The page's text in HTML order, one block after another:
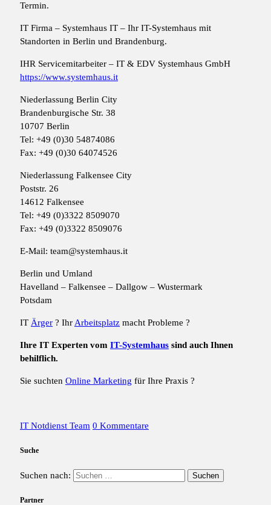
Termin.
IT Firma – Systemhaus IT – Ihr IT-Systemhaus mit
Standorten in Berlin und Brandenburg.
IHR Servicemitarbeiter – IT & EDV Systemhaus GmbH
https://www.systemhaus.it
Niederlassung Berlin City
Brandenburgische Str. 38
10707 Berlin
Tel: +49 (0)30 54874086
Fax: +49 (0)30 64074526
Niederlassung Falkensee City
Poststr. 26
14612 Falkensee
Tel: +49 (0)3322 8509070
Fax: +49 (0)3322 8509076
E-Mail: team@systemhaus.it
Berlin und Umland
Havelland – Falkensee – Dallgow – Wustermark
Potsdam
IT Ärger ? IhrArbeitsplatz macht Probleme ?
Ihre IT Experten vom IT-Systemhaus sind auch Ihnen
behilflich.
Sie suchten Online Marketing für Ihre Praxis ?
IT Notdienst Team 0 Kommentare
Suche
Suchen nach:
Partner